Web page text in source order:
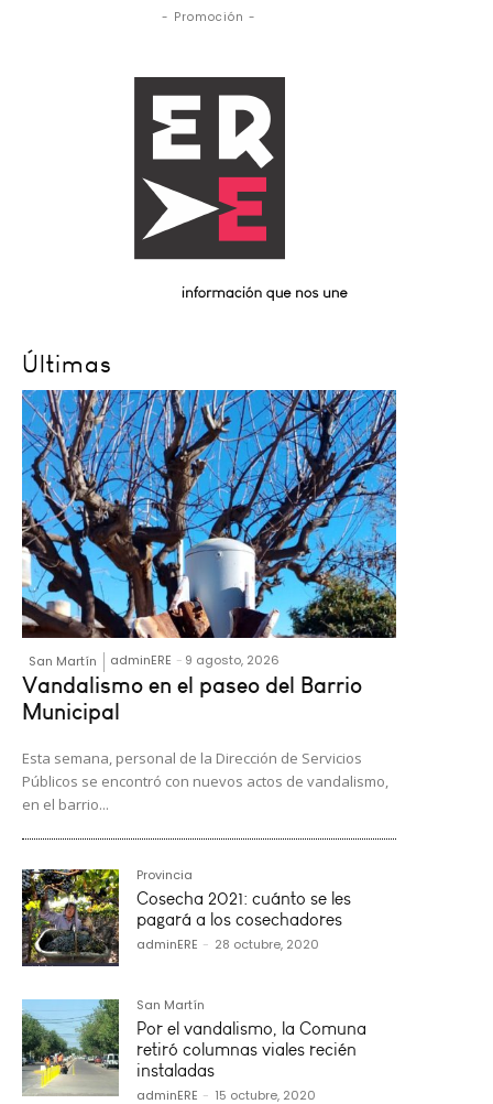
- Promoción -
Últimas
San Martín adminERE - 9 agosto, 2026
Vandalismo en el paseo del Barrio
Municipal
Esta semana, personal de la Dirección de Servicios
Públicos se encontró con nuevos actos de vandalismo,
en el barrio...
Provincia
Cosecha 2021: cuánto se les
pagará a los cosechadores
adminERE - 28 octubre, 2020
San Martín
Por el vandalismo, la Comuna
retiró columnas viales recién
instaladas
adminERE - 15 octubre, 2020